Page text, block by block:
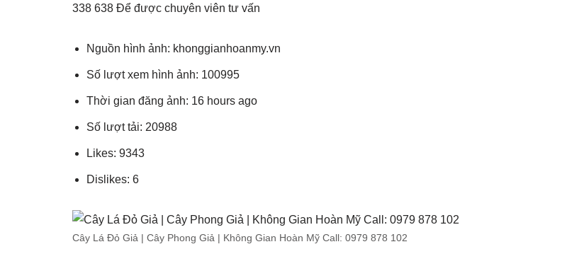
338 638 Để được chuyên viên tư vấn
Nguồn hình ảnh: khonggianhoanmy.vn
Số lượt xem hình ảnh: 100995
Thời gian đăng ảnh: 16 hours ago
Số lượt tải: 20988
Likes: 9343
Dislikes: 6
Cây Lá Đỏ Giả | Cây Phong Giả | Không Gian Hoàn Mỹ Call: 0979 878 102